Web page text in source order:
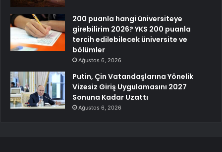
200 puanla hangi üniversiteye
girebilirim 2026? YKS 200 puanla
tercih edilebilecek üniversite ve
bölümler
Ağustos 6, 2026
Putin, Çin Vatandaşlarına Yönelik
Vizesiz Giriş Uygulamasını 2027
Sonuna Kadar Uzattı
Ağustos 6, 2026